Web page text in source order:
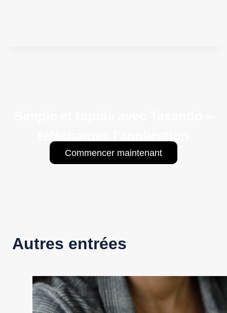
Commencer maintenant
Autres entrées